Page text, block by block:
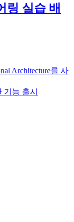
링 실습 배
Architecture를 사
능 출시